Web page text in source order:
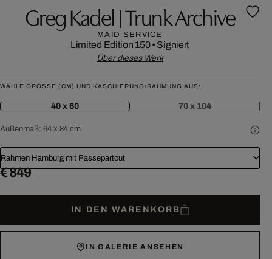
Greg Kadel | Trunk Archive
MAID SERVICE
Limited Edition 150• Signiert
Über dieses Werk
WÄHLE GRÖSSE (CM) UND KASCHIERUNG/RAHMUNG AUS:
40 x 60 70 x 104
Außenmaß: 64 x 84 cm
Rahmen Hamburg mit Passepartout
€ 849
IN DEN WARENKORB
IN GALERIE ANSEHEN